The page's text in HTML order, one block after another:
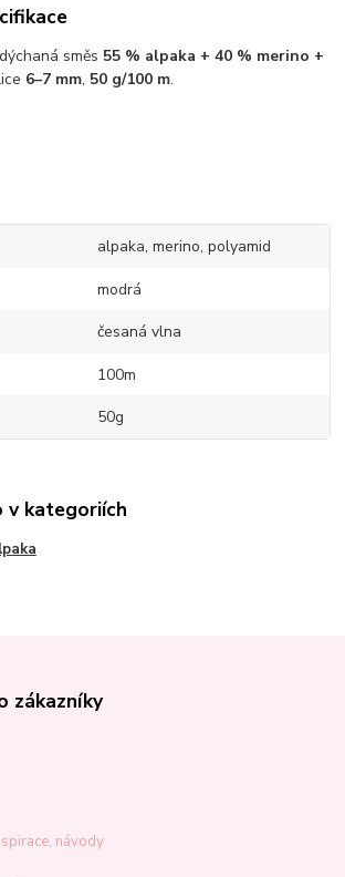
směs 55 % alpaka + 40 % merino +
6–7 mm, 50 g/100 m.
alpaka, merino, polyamid
modrá
česaná vlna
100m
50g
v kategoriích
zákazníky
návody